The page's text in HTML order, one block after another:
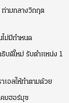
ท่ามกลางวิกฤต
ไม่มีกำหนด
ธิบดีใหม่ รับตำแหน่ง 1
อลให้ทำตามด้วย
คบฮอร์มุซ